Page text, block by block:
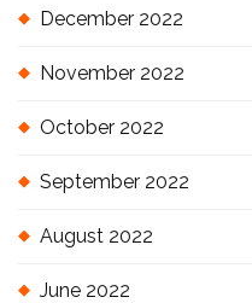
December 2022
November 2022
October 2022
September 2022
August 2022
June 2022